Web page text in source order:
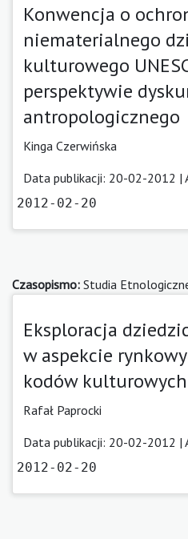
Konwencja o
niematerialnego
kulturowego
perspektywie
antropologicznego
Kinga Czerwińska
Data publikacji: 20-02-2012 |
2012-02-20
Czasopismo: Studia
Eksploracja
w aspekcie
kodów kulturowych
Rafał Paprocki
Data publikacji: 20-02-2012 |
2012-02-20